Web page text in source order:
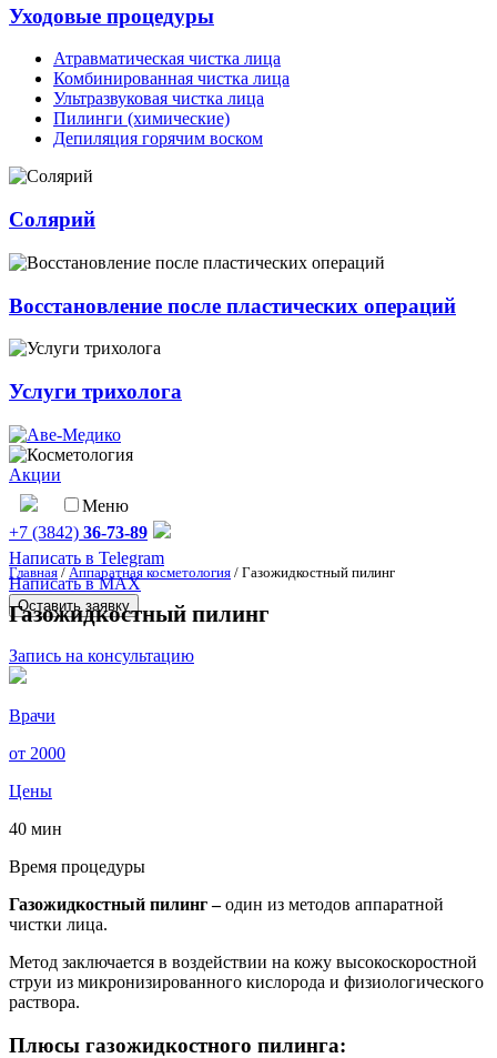
Уходовые процедуры
Атравматическая чистка лица
Комбинированная чистка лица
Ультразвуковая чистка лица
Пилинги (химические)
Депиляция горячим воском
Солярий
Восстановление после пластических операций
Услуги трихолога
Акции
Меню
+7 (3842) 36-73-89
Написать в Telegram
Написать в MAX
Оставить заявку
Главная / Аппаратная косметология / Газожидкостный пилинг
Газожидкостный пилинг
Запись на консультацию
Врачи
от 2000
Цены
40 мин
Время процедуры
Газожидкостный пилинг –один из методов аппаратной
чистки лица.
Метод заключается в воздействии на кожу высокоскоростной
струи из микронизированного кислорода и физиологического
раствора.
Плюсы газожидкостного пилинга: